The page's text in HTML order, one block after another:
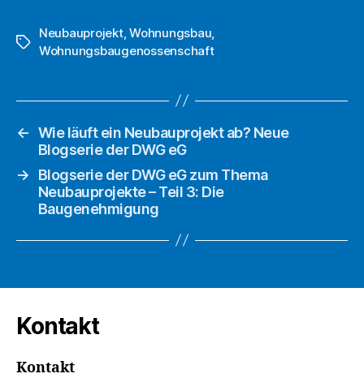
Schlagwörter
Neubauprojekt,Wohnungsbau
Wohnungsbaugenossenschaft
← Wie läuft ein Neubauprojekt ab? Neue
Blogserie der DWG eG
→
Blogserie der DWG eG zum Thema
Neubauprojekte – Teil 3: Die
Baugenehmigung
Kontakt
Kontakt